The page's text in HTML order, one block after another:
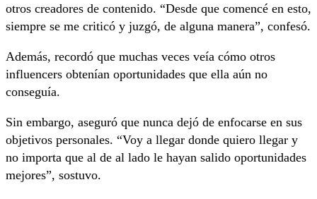
otros creadores de contenido. “Desde que comencé en esto,
siempre se me criticó y juzgó, de alguna manera”, confesó.
Además, recordó que muchas veces veía cómo otros
influencers obtenían oportunidades que ella aún no
conseguía.
Sin embargo, aseguró que nunca dejó de enfocarse en sus
objetivos personales. “Voy a llegar donde quiero llegar y
no importa que al de al lado le hayan salido oportunidades
mejores”, sostuvo.